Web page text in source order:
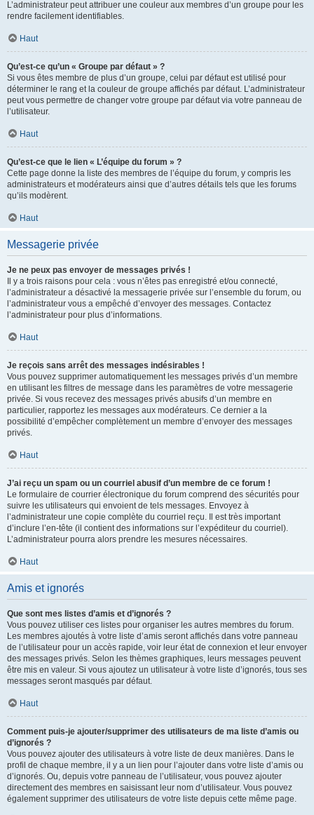
L’administrateur peut attribuer une couleur aux membres d’un groupe pour les
rendre facilement identifiables.
Haut
Qu’est-ce qu’un « Groupe par défaut » ?
Si vous êtes membre de plus d’un groupe, celui par défaut est utilisé pour
déterminer le rang et la couleur de groupe affichés par défaut. L’administrateur
peut vous permettre de changer votre groupe par défaut via votre panneau de
l’utilisateur.
Haut
Qu’est-ce que le lien « L’équipe du forum » ?
Cette page donne la liste des membres de l’équipe du forum, y compris les
administrateurs et modérateurs ainsi que d’autres détails tels que les forums
qu’ils modèrent.
Haut
Messagerie privée
Je ne peux pas envoyer de messages privés !
Il y a trois raisons pour cela : vous n’êtes pas enregistré et/ou connecté,
l’administrateur a désactivé la messagerie privée sur l’ensemble du forum, ou
l’administrateur vous a empêché d’envoyer des messages. Contactez
l’administrateur pour plus d’informations.
Haut
Je reçois sans arrêt des messages indésirables !
Vous pouvez supprimer automatiquement les messages privés d’un membre
en utilisant les filtres de message dans les paramètres de votre messagerie
privée. Si vous recevez des messages privés abusifs d’un membre en
particulier, rapportez les messages aux modérateurs. Ce dernier a la
possibilité d’empêcher complètement un membre d’envoyer des messages
privés.
Haut
J’ai reçu un spam ou un courriel abusif d’un membre de ce forum !
Le formulaire de courrier électronique du forum comprend des sécurités pour
suivre les utilisateurs qui envoient de tels messages. Envoyez à
l’administrateur une copie complète du courriel reçu. Il est très important
d’inclure l’en-tête (il contient des informations sur l’expéditeur du courriel).
L’administrateur pourra alors prendre les mesures nécessaires.
Haut
Amis et ignorés
Que sont mes listes d’amis et d’ignorés ?
Vous pouvez utiliser ces listes pour organiser les autres membres du forum.
Les membres ajoutés à votre liste d’amis seront affichés dans votre panneau
de l’utilisateur pour un accès rapide, voir leur état de connexion et leur envoyer
des messages privés. Selon les thèmes graphiques, leurs messages peuvent
être mis en valeur. Si vous ajoutez un utilisateur à votre liste d’ignorés, tous ses
messages seront masqués par défaut.
Haut
Comment puis-je ajouter/supprimer des utilisateurs de ma liste d’amis ou
d’ignorés ?
Vous pouvez ajouter des utilisateurs à votre liste de deux manières. Dans le
profil de chaque membre, il y a un lien pour l’ajouter dans votre liste d’amis ou
d’ignorés. Ou, depuis votre panneau de l’utilisateur, vous pouvez ajouter
directement des membres en saisissant leur nom d’utilisateur. Vous pouvez
également supprimer des utilisateurs de votre liste depuis cette même page.